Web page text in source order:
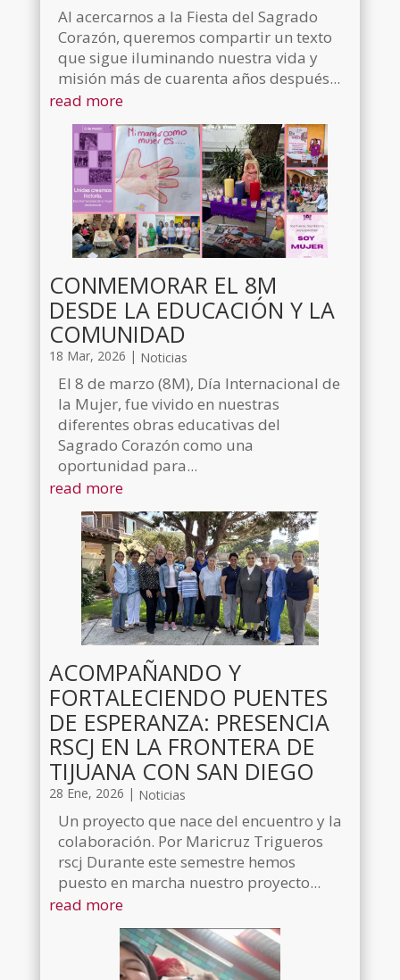
Al acercarnos a la Fiesta del Sagrado
Corazón, queremos compartir un texto
que sigue iluminando nuestra vida y
misión más de cuarenta años después...
read more
CONMEMORAR EL 8M
DESDE LA EDUCACIÓN Y LA
COMUNIDAD
18 Mar, 2026 | Noticias
El 8 de marzo (8M), Día Internacional de
la Mujer, fue vivido en nuestras
diferentes obras educativas del
Sagrado Corazón como una
oportunidad para...
read more
ACOMPAÑANDO Y
FORTALECIENDO PUENTES
DE ESPERANZA: PRESENCIA
RSCJ EN LA FRONTERA DE
TIJUANA CON SAN DIEGO
28 Ene, 2026 | Noticias
Un proyecto que nace del encuentro y la
colaboración. Por Maricruz Trigueros
rscj Durante este semestre hemos
puesto en marcha nuestro proyecto...
read more